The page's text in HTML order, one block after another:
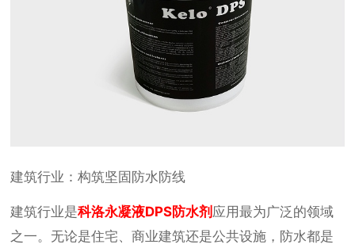
建筑行业：构筑坚固防水防线
建筑行业是科洛永凝液DPS防水剂 应用最为广泛的领域
之一。无论是住宅、商业建筑还是公共设施，防水都是